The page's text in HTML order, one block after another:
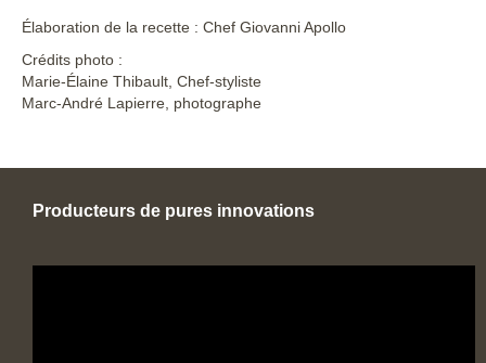
Élaboration de la recette : Chef Giovanni Apollo
Crédits photo :
Marie-Élaine Thibault, Chef-styliste
Marc-André Lapierre, photographe
Producteurs de pures innovations